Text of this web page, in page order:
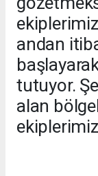
andan
tutuyor.
alan